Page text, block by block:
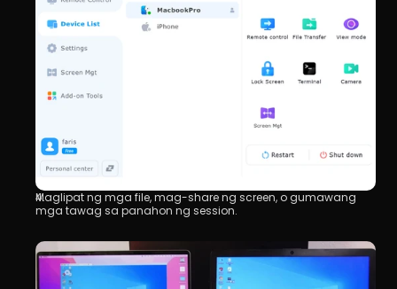
Maglipat ng mga file, mag-share ng screen, o gumawang
mga tawag sa panahon ng session.